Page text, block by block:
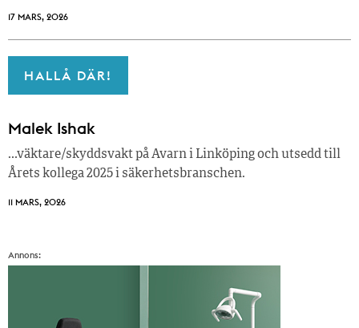
17 MARS, 2026
HALLÅ DÄR!
Malek Ishak
…väktare/skyddsvakt på Avarn i Linköping och utsedd till
Årets kollega 2025 i säkerhetsbranschen.
11 MARS, 2026
Annons: